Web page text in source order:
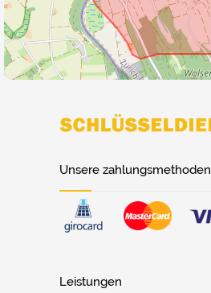
Unsere zahlungsmethoden
Leistungen